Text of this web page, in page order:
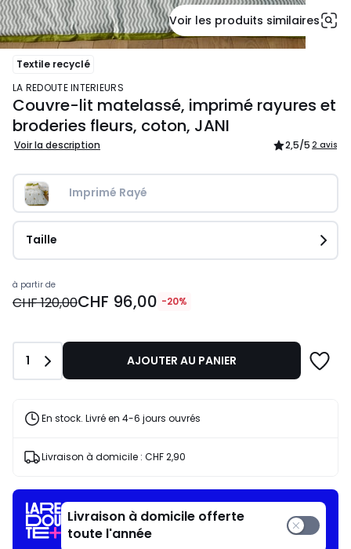
Voir les produits similaires
Textile recyclé
LA REDOUTE INTERIEURS
Couvre-lit matelassé, imprimé rayures et
broderies fleurs, coton, JANI
Voir la description 2,5/5 2 avis
Imprimé Rayé
Taille
Prix
à
96,00
au
de
CHF
20%
réduction
appliquée.
à partir de
CHF 120,00CHF 96,00 -20%
Quantité
1 AJOUTER AU PANIER
En stock. Livré en 4-6 jours ouvrés
Livraison à domicile : CHF 2,90
Livraison à domicile offerte
toute l'année